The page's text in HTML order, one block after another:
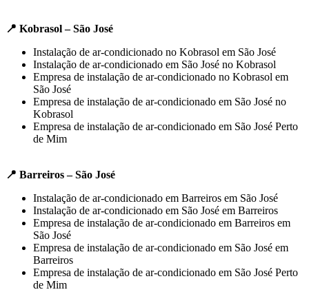
📍 Kobrasol – São José
Instalação de ar-condicionado no Kobrasol em São José
Instalação de ar-condicionado em São José no Kobrasol
Empresa de instalação de ar-condicionado no Kobrasol em
São José
Empresa de instalação de ar-condicionado em São José no
Kobrasol
Empresa de instalação de ar-condicionado em São José Perto
de Mim
📍 Barreiros – São José
Instalação de ar-condicionado em Barreiros em São José
Instalação de ar-condicionado em São José em Barreiros
Empresa de instalação de ar-condicionado em Barreiros em
São José
Empresa de instalação de ar-condicionado em São José em
Barreiros
Empresa de instalação de ar-condicionado em São José Perto
de Mim